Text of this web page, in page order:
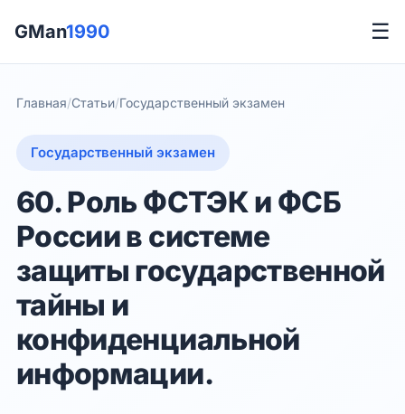
GMan1990 ☰
Главная/Статьи/Государственный экзамен
Государственный экзамен
60. Роль ФСТЭК и ФСБ
России в системе
защиты государственной
тайны и
конфиденциальной
информации.